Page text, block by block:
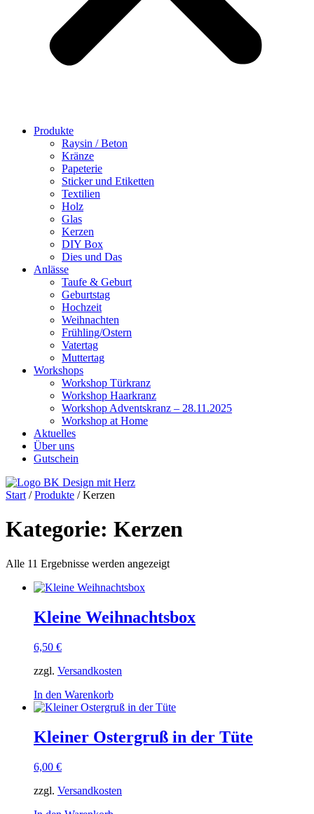
Produkte
Raysin / Beton
Kränze
Papeterie
Sticker und Etiketten
Textilien
Holz
Glas
Kerzen
DIY Box
Dies und Das
Anlässe
Taufe & Geburt
Geburtstag
Hochzeit
Weihnachten
Frühling/Ostern
Vatertag
Muttertag
Workshops
Workshop Türkranz
Workshop Haarkranz
Workshop Adventskranz – 28.11.2025
Workshop at Home
Aktuelles
Über uns
Gutschein
Start /Produkte / Kerzen
Kategorie: Kerzen
Alle 11 Ergebnisse werden angezeigt
Kleine Weihnachtsbox
6,50 €
zzgl. Versandkosten
In den Warenkorb
Kleiner Ostergruß in der Tüte
6,00 €
zzgl. Versandkosten